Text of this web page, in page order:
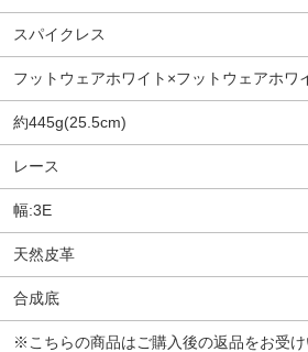
スパイクレス
フットウェアホワイト×フットウェアホワ
約445g(25.5cm)
レース
幅:3E
天然皮革
合成底
※こちらの商品はご購入後の返品をお受け